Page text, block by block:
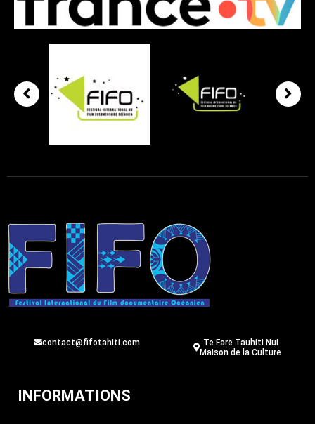
contact@fifotahiti.com
Te Fare Tauhiti Nui
Maison de la Culture
INFORMATIONS